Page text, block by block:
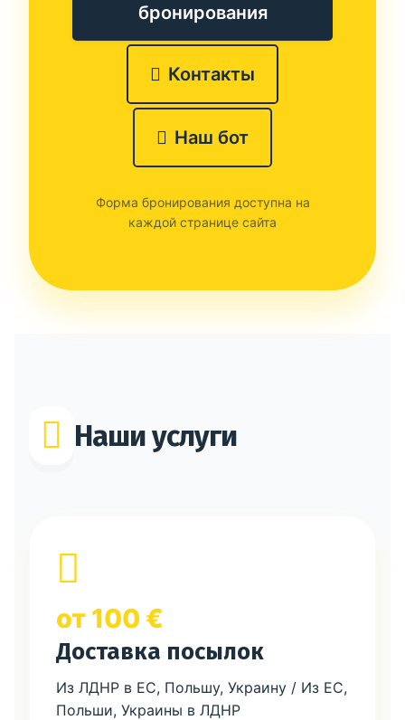
бронирования
Контакты
Наш бот
Форма бронирования доступна на
каждой странице сайта
Наши услуги
от 100 €
Доставка посылок
Из ЛДНР в ЕС, Польшу, Украину / Из ЕС,
Польши, Украины в ЛДНР